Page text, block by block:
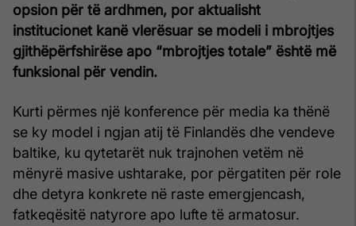
opsion për të ardhmen, por aktualisht
institucionet kanë vlerësuar se modeli i mbrojtjes
gjithëpërfshirëse apo “mbrojtjes totale” është më
funksional për vendin.
Kurti përmes një konference për media ka thënë
se ky model i ngjan atij të Finlandës dhe vendeve
baltike, ku qytetarët nuk trajnohen vetëm në
mënyrë masive ushtarake, por përgatiten për role
dhe detyra konkrete në raste emergjencash,
fatkeqësitë natyrore apo lufte të armatosur.